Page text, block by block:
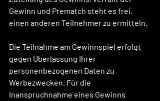
Gewinn und Prematch steht es frei,
einen anderen Teilnehmer zu ermitteln.
Die Teilnahme am Gewinnspiel erfolgt
gegen Überlassung Ihrer
personenbezogenen Daten zu
Werbezwecken. Für die
Inanspruchnahme eines Gewinns